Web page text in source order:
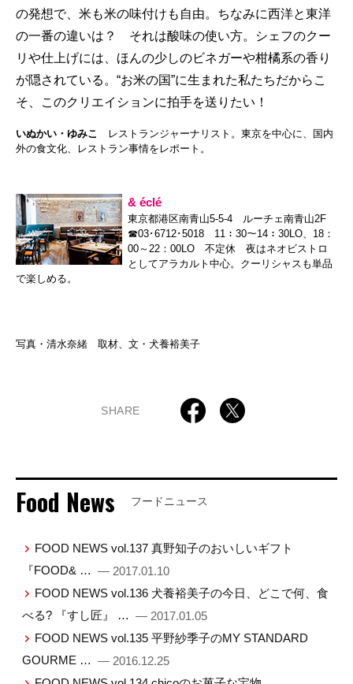
の発想で、米も米の味付けも自由。ちなみに西洋と東洋
の一番の違いは？ それは酸味の使い方。シェフのクー
リや仕上げには、ほんの少しのビネガーや柑橘系の香り
が隠されている。“お米の国”に生まれた私たちだからこ
そ、このクリエイションに拍手を送りたい！
いぬかい・ゆみこ
レストランジャーナリスト。東京を中心に、国内
外の食文化、レストラン事情をレポート。
& éclé
東京都港区南青山5-5-4 ルーチェ南青山2F
☎03･6712･5018 11：30～14：30LO、18：
00～22：00LO 不定休 夜はネオビストロ
としてアラカルト中心。クーリシャスも単品
で楽しめる。
写真・清水奈緒 取材、文・犬養裕美子
SHARE
Food News フードニュース
FOOD NEWS vol.137 真野知子のおいしいギフト
『FOOD& … — 2017.01.10
FOOD NEWS vol.136 犬養裕美子の今日、どこで何、食
べる? 『すし匠』 … — 2017.01.05
FOOD NEWS vol.135 平野紗季子のMY STANDARD
GOURME … — 2016.12.25